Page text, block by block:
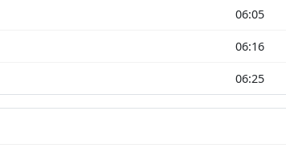
06:05
06:16
06:25